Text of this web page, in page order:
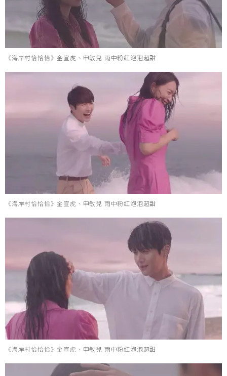
《海岸村恰恰恰》金宣虎、申敏兒 雨中粉紅泡泡超甜
《海岸村恰恰恰》金宣虎、申敏兒 雨中粉紅泡泡超甜
《海岸村恰恰恰》金宣虎、申敏兒 雨中粉紅泡泡超甜